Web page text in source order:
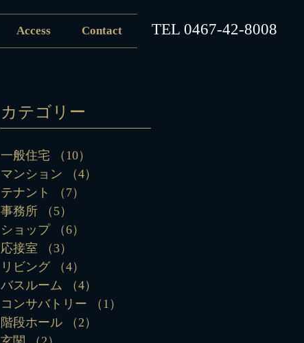
Access Contact ​TEL 0467-42-8008
カテゴリー
一般住宅 （10）
マンション
（4）
テナント
（7）
事務所
（5）
ショップ
（6）
応接室
（3）
リビング
（4）
バスルーム
（4）
コンサバトリー
（1）
階段ホール
（2）